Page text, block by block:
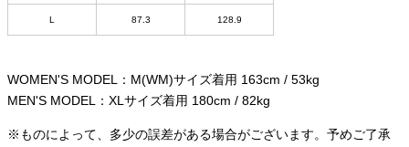
L 87.3 128.9
WOMEN'S MODEL：M(WM)サイズ着用 163cm / 53kg
MEN'S MODEL：XLサイズ着用 180cm / 82kg
※ものによって、多少の誤差がある場合がございます。予めご了承